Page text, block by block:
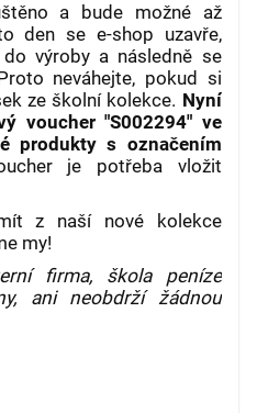
a bude možné až
den se e-shop uzavře,
výroby a následně se
neváhejte, pokud si
ze školní kolekce. Nyní
voucher "S002294" ve
produkty s označením
je potřeba vložit
z naší nové kolekce
my!
firma, škola peníze
ani neobdrží žádnou